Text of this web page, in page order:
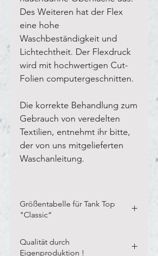
Des Weiteren hat der Flex
eine hohe
Waschbeständigkeit und
Lichtechtheit. Der Flexdruck
wird mit hochwertigen Cut-
Folien computergeschnitten.
Die korrekte Behandlung zum
Gebrauch von veredelten
Textilien, entnehmt ihr bitte,
der von uns mitgelieferten
Waschanleitung.
Größentabelle für Tank Top
"Classic“
Textilien in der Breite und Länge,
Qualität durch
Eigenproduktion !